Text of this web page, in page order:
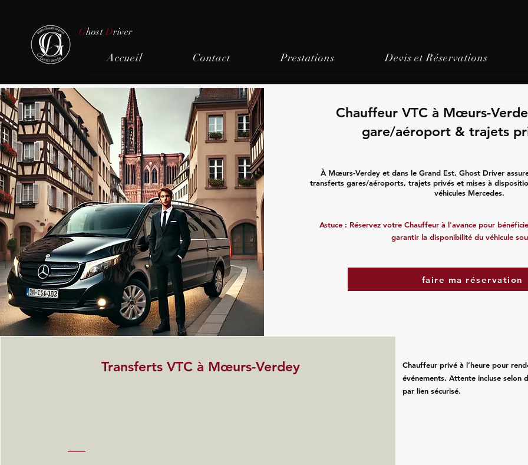
Ghost Driver
Accueil Contact Prestations Devis et Réservations
Chauffeur VTC à Mœurs-
gare/aéroport & trajets
À Mœurs-Verdey et dans le Grand Est, Ghost Driver
transferts gares/aéroports, trajets privés et mises à
véhicules Mercedes.
Astuce : Réservez votre Chauffeur à l'avance pour
garantir la disponibilité du véhicule
faire ma réservation
Transferts VTC à Mœurs-Verdey
Chauffeur privé à l’heure pour
événements. Attente incluse selon
par lien sécurisé.